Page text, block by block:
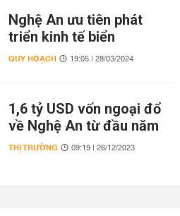
Nghệ An ưu tiên phát
triển kinh tế biển
QUY HOẠCH 19:05 | 28/03/2024
1,6 tỷ USD vốn ngoại đổ
về Nghệ An từ đầu năm
THỊ TRƯỜNG 09:19 | 26/12/2023